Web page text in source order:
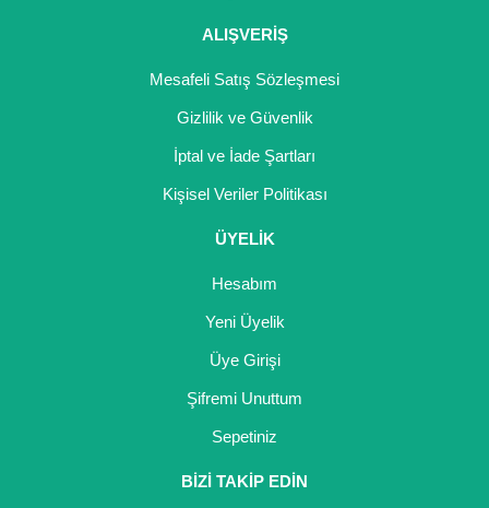
ALIŞVERİŞ
Mesafeli Satış Sözleşmesi
Gizlilik ve Güvenlik
İptal ve İade Şartları
Kişisel Veriler Politikası
ÜYELİK
Hesabım
Yeni Üyelik
Üye Girişi
Şifremi Unuttum
Sepetiniz
BİZİ TAKİP EDİN